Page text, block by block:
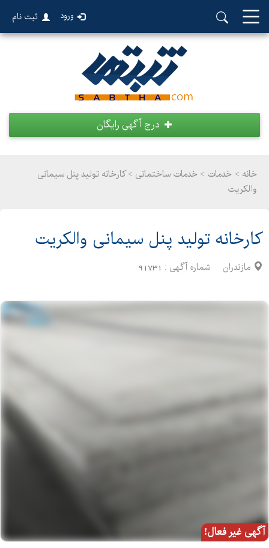
ورود ثبت نام
درج آگهی رایگان
خانه > خدمات > خدمات ساختمانی > کارخانه تولید پنل سیمانی
والکریت
کارخانه تولید پنل سیمانی والکریت
مازندران شماره آگهی : 91731
آگهی غیر فعال!